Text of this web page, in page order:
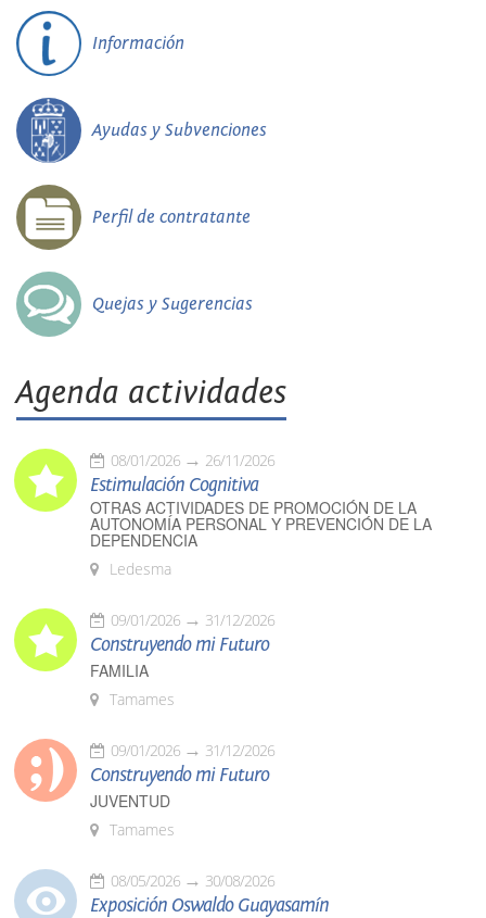
Información
Ayudas y Subvenciones
Perfil de contratante
Quejas y Sugerencias
Agenda actividades
08/01/2026 26/11/2026
Estimulación Cognitiva
OTRAS ACTIVIDADES DE PROMOCIÓN DE LA
AUTONOMÍA PERSONAL Y PREVENCIÓN DE LA
DEPENDENCIA
Ledesma
09/01/2026 31/12/2026
Construyendo mi Futuro
FAMILIA
Tamames
09/01/2026 31/12/2026
Construyendo mi Futuro
JUVENTUD
Tamames
08/05/2026 30/08/2026
Exposición Oswaldo Guayasamín